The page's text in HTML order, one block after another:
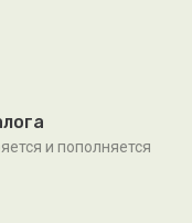
и пополняется